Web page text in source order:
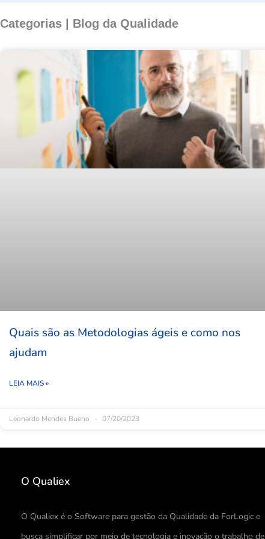
Categorias | Blog da Qualidade
Quais são as Metodologias ágeis e como nos
ajudam
LEIA MAIS »
Leonardo Mendes Bueno 07/20/2023
O Qualiex
O Qualiex é o Software para gestão da Qualidade da ForLogic e
busca simplificar por meio de tecnologia e inovação o trabalho de